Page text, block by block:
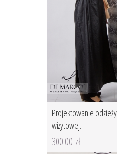
Projektowanie odzieży
wizytowej.
300.00 zł